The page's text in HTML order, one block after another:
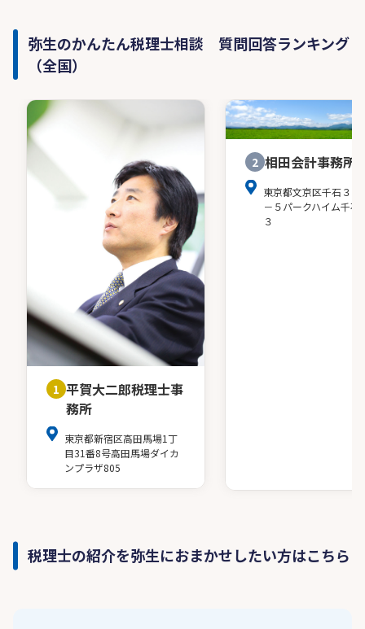
弥生のかんたん税理士相談 質問回答ランキング
（全国）
1 平賀大二郎税理士事
務所
東京都新宿区高田馬場1丁
目31番8号高田馬場ダイカ
ンプラザ805
2 相田会計事務所
東京都文京区千石３－
－５パークハイム千石
３
税理士の紹介を弥生におまかせしたい方はこちら